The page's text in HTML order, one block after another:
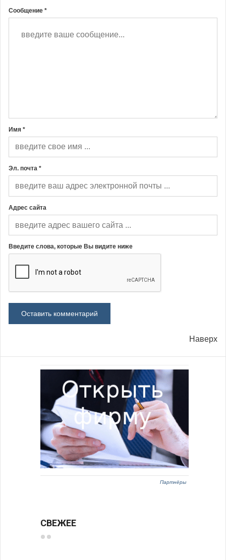
Сообщение *
Имя *
Эл. почта *
Адрес сайта
Введите слова, которые Вы видите ниже
Наверх
Партнёры
СВЕЖЕЕ